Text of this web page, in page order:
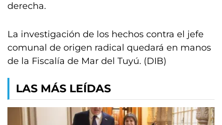
derecha.
La investigación de los hechos contra el jefe
comunal de origen radical quedará en manos
de la Fiscalía de Mar del Tuyú. (DIB)
LAS MÁS LEÍDAS